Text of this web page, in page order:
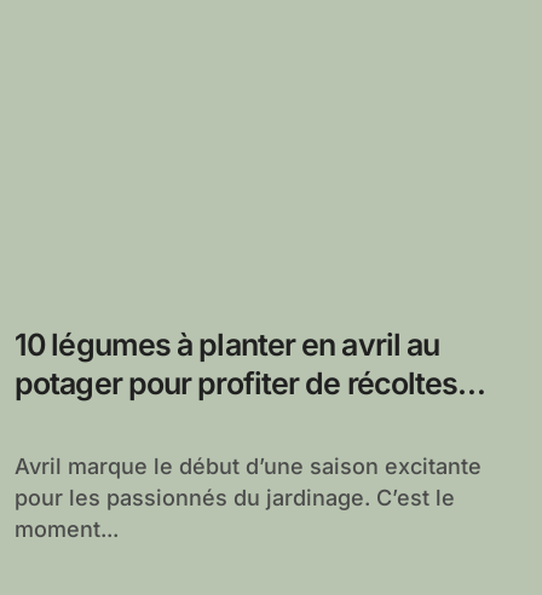
10 légumes à planter en avril au
potager pour profiter de récoltes
Avril marque le début d’une saison excitante
pour les passionnés du jardinage. C’est le
moment...